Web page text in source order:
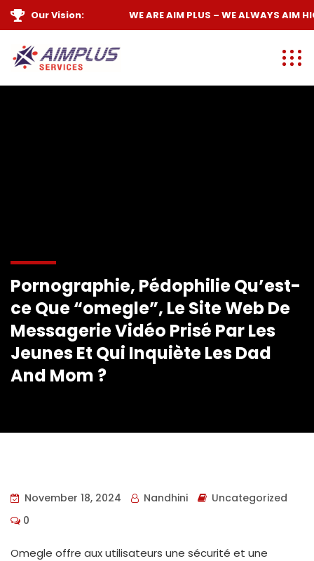
Our Vision: WE AREAIM PLUS– WE ALWAYSAIM HIGH
Pornographie, Pédophilie Qu’est-
ce Que “omegle”, Le Site Web De
Messagerie Vidéo Prisé Par Les
Jeunes Et Qui Inquiète Les Dad
And Mom ?
November 18, 2024 Nandhini
Uncategorized
0
Omegle offre aux utilisateurs une sécurité et une